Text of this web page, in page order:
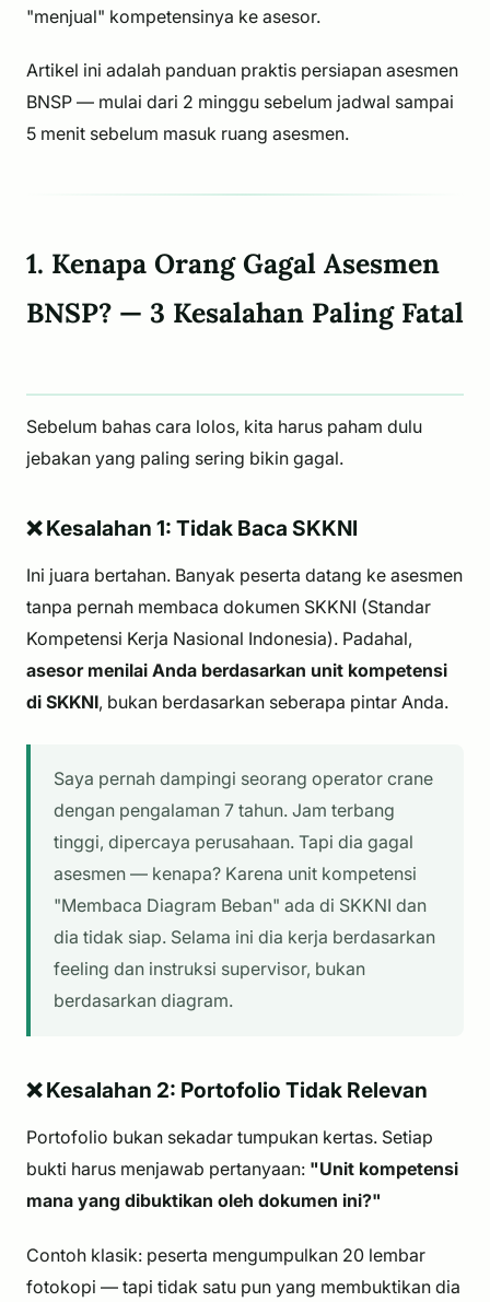
"menjual" kompetensinya ke asesor.
Artikel ini adalah panduan praktis persiapan asesmen
BNSP — mulai dari 2 minggu sebelum jadwal sampai
5 menit sebelum masuk ruang asesmen.
1. Kenapa Orang Gagal Asesmen
BNSP? — 3 Kesalahan Paling Fatal
Sebelum bahas cara lolos, kita harus paham dulu
jebakan yang paling sering bikin gagal.
❌ Kesalahan 1: Tidak Baca SKKNI
Ini juara bertahan. Banyak peserta datang ke asesmen
tanpa pernah membaca dokumen SKKNI (Standar
Kompetensi Kerja Nasional Indonesia). Padahal,
asesor menilai Anda berdasarkan unit kompetensi
di SKKNI, bukan berdasarkan seberapa pintar Anda.
Saya pernah dampingi seorang operator crane
dengan pengalaman 7 tahun. Jam terbang
tinggi, dipercaya perusahaan. Tapi dia gagal
asesmen — kenapa? Karena unit kompetensi
"Membaca Diagram Beban" ada di SKKNI dan
dia tidak siap. Selama ini dia kerja berdasarkan
feeling dan instruksi supervisor, bukan
berdasarkan diagram.
❌ Kesalahan 2: Portofolio Tidak Relevan
Portofolio bukan sekadar tumpukan kertas. Setiap
bukti harus menjawab pertanyaan: "Unit kompetensi
mana yang dibuktikan oleh dokumen ini?"
Contoh klasik: peserta mengumpulkan 20 lembar
fotokopi — tapi tidak satu pun yang membuktikan dia